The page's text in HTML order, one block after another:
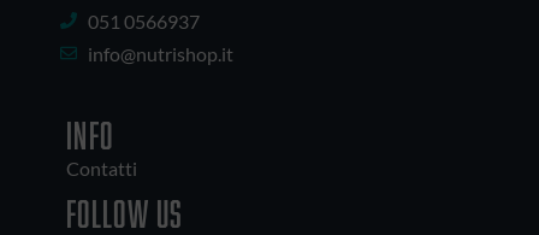
051 0566937
info@nutrishop.it
INFO
Contatti
Follow us